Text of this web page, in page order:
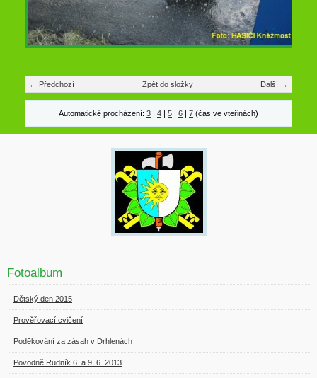
← Předchozí Další →
Zpět do složky
Automatické procházení: 3 | 4 | 5 | 6 | 7 (čas ve vteřinách)
Fotoalbum
Dětský den 2015
Prověřovací cvičení
Poděkování za zásah v Drhlenách
Povodně Rudník 6. a 9. 6. 2013